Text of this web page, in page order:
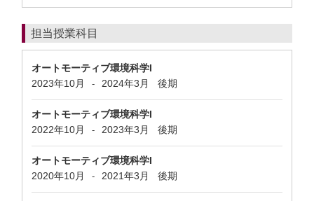
担当授業科目
オートモーティブ環境科学I
2023年10月
- 2024年3月 後期
オートモーティブ環境科学I
2022年10月
- 2023年3月 後期
オートモーティブ環境科学I
2020年10月
- 2021年3月 後期